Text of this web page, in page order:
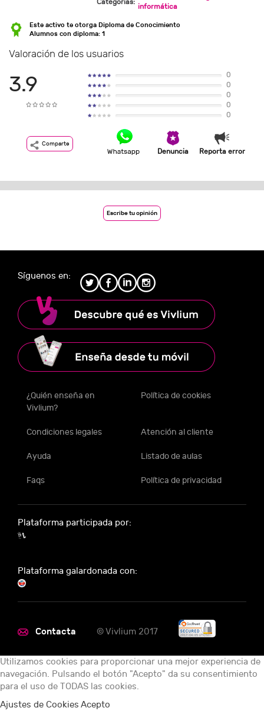
informática
Este activo te otorga Diploma de Conocimiento
Alumnos con diploma: 1
Valoración de los usuarios
3.9
0
0
0
0
0
Comparte
Denuncia Reporta error
Escribe tu opinión
Síguenos en:
¿Quién enseña en
Vivlium?
Política de cookies
Condiciones legales Atención al cliente
Ayuda Listado de aulas
Faqs Política de privacidad
Plataforma participada por:
Plataforma galardonada con:
Contacta © Vivlium 2017
Utilizamos cookies para proporcionar una mejor experiencia de
navegación. Pulsando el botón "Acepto" da su consentimiento
para el uso de TODAS las cookies.
Ajustes de Cookies Acepto